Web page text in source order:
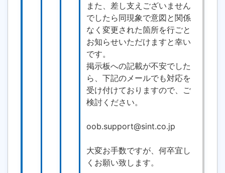
また、差し支えございません
でしたら同現象で意図と関係
なく変更された箇所を行ごと
お知らせいただけますと幸い
です。
掲示板への記載が不安でした
ら、下記のメールでも対応を
受け付けておりますので、ご
検討ください。
oob.support@sint.co.jp
大変お手数ですが、何卒宜し
くお願い致します。